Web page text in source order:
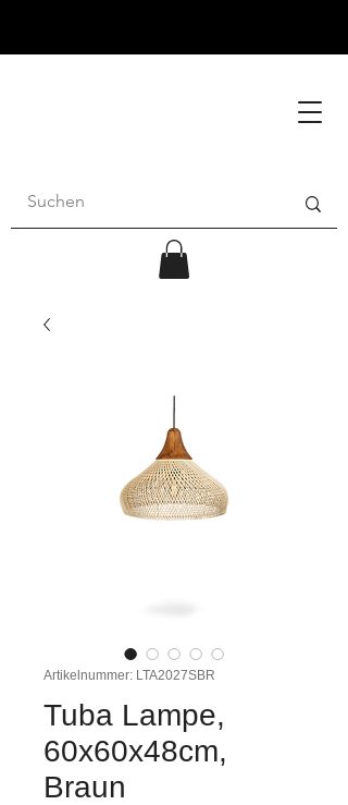
Artikelnummer: LTA2027SBR
Tuba Lampe,
60x60x48cm,
Braun